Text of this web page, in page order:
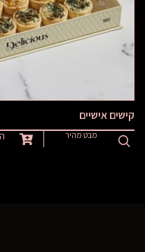
קישים אישיים
מבט מהיר